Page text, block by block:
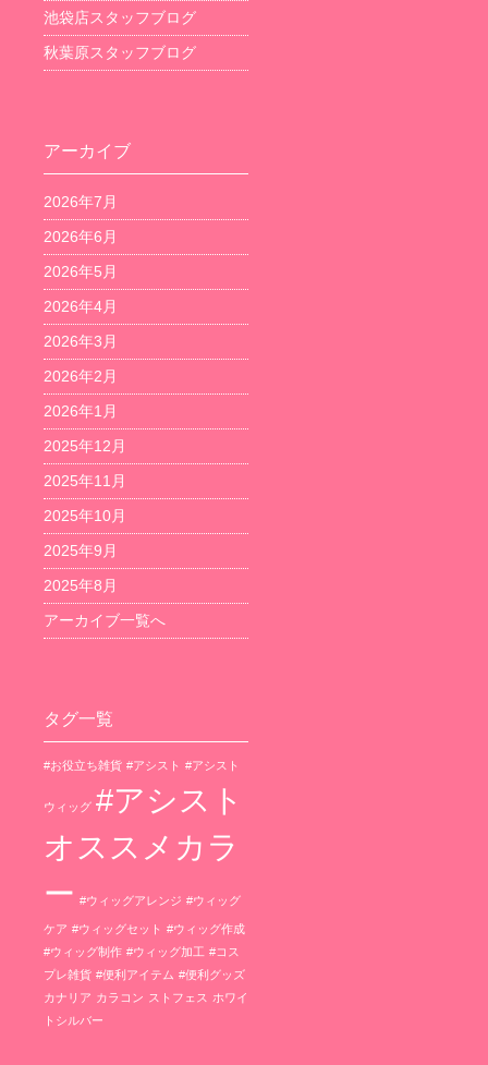
池袋店スタッフブログ
秋葉原スタッフブログ
アーカイブ
2026年7月
2026年6月
2026年5月
2026年4月
2026年3月
2026年2月
2026年1月
2025年12月
2025年11月
2025年10月
2025年9月
2025年8月
アーカイブ一覧へ
タグ一覧
#お役立ち雑貨 #アシスト #アシスト
ウィッグ #アシスト
オススメカラ
ー #ウィッグアレンジ #ウィッグ
ケア #ウィッグセット #ウィッグ作成
#ウィッグ制作 #ウィッグ加工 #コス
プレ雑貨 #便利アイテム #便利グッズ
カナリア カラコン ストフェス ホワイ
トシルバー